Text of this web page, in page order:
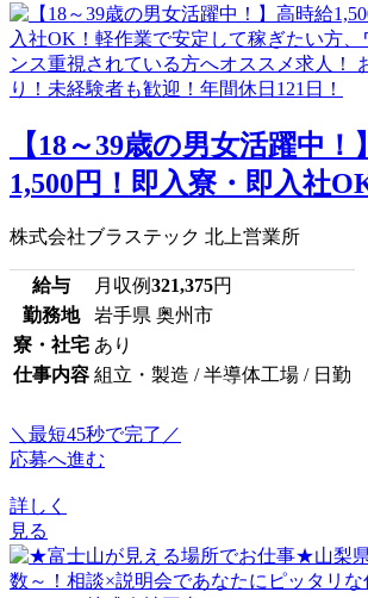
【18～39歳の男女活躍中！
1,500円！即入寮・即入社
株式会社ブラステック 北上営業所
給与 月収例321,375円
勤務地
岩手県 奥州市
寮・社宅 あり
仕事内容 組立・製造 / 半導体工場 / 日勤
＼最短45秒で完了／
応募へ進む
詳しく
見る